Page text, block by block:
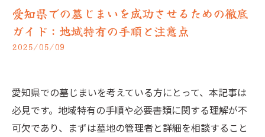
愛知県での墓じまいを成功させるための徹底
ガイド：地域特有の手順と注意点
2025/05/09
愛知県での墓じまいを考えている方にとって、本記事は
必見です。地域特有の手順や必要書類に関する理解が不
可欠であり、まずは墓地の管理者と詳細を相談すること